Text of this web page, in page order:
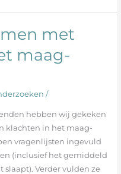
met
maag-
/
hebben wij gekeken
klachten in het maag-
vragenlijsten ingevuld
(inclusief het gemiddeld
Verder vulden ze